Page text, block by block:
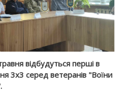
відбудуться перші в
3х3 серед ветеранів "Воїни